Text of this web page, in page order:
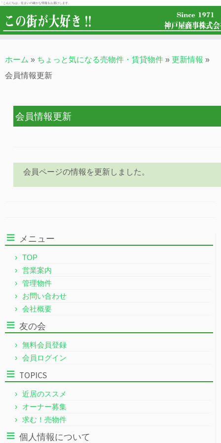
「こんにちは」住まいの確かな情報をお届けします。
ホーム » ちょっと気になる売物件・賃貸物件 » 更新情報 »
会員情報更新
会員情報更新
会員ページの情報を更新しました。
メニュー
TOP
営業案内
管理物件
お問い合わせ
会社概要
友の会
無料会員登録
会員ログイン
TOPICS
近居のススメ
オーナー募集
求む！売物件
個人情報について